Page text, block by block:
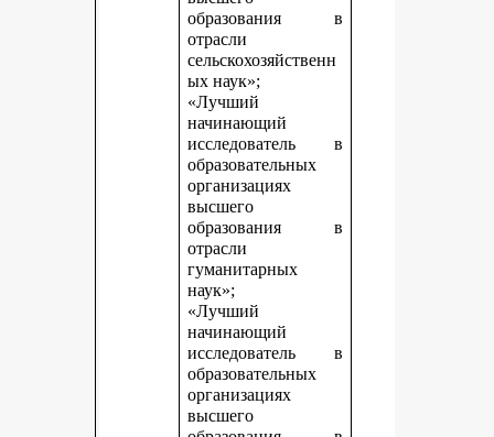
образования в
отрасли
сельскохозяйственн
ых наук»;
«Лучший
начинающий
исследователь в
образовательных
организациях
высшего
образования в
отрасли
гуманитарных
наук»;
«Лучший
начинающий
исследователь в
образовательных
организациях
высшего